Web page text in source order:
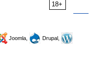
18+
Joomla,
Drupal,